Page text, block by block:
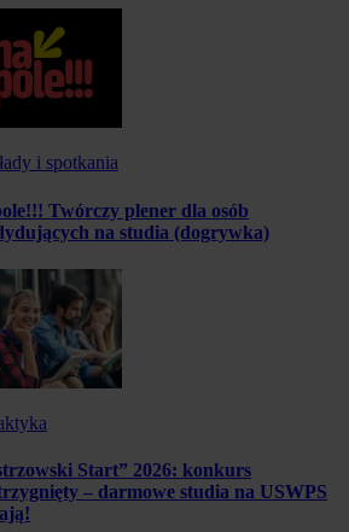
i spotkania
Twórczy plener dla osób
na studia (dogrywka)
Start” 2026: konkurs
– darmowe studia na USWPS